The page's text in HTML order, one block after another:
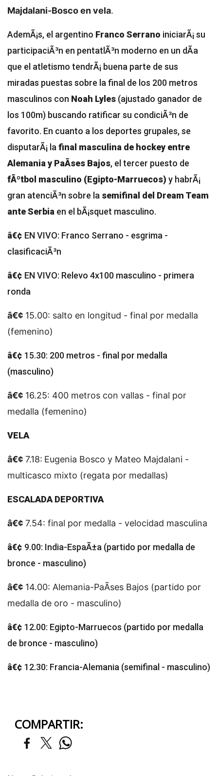
Majdalani-Bosco en vela.
AdemÃ¡s, el argentino Franco Serrano iniciarÃ¡ su
participaciÃ³n en pentatlÃ³n moderno en un dÃ­a
que el atletismo tendrÃ¡ buena parte de sus
miradas puestas sobre la final de los 200 metros
masculinos con Noah Lyles (ajustado ganador de
los 100m) buscando ratificar su condiciÃ³n de
favorito. En cuanto a los deportes grupales, se
disputarÃ¡ la final masculina de hockey entre
Alemania y PaÃ­ses Bajos, el tercer puesto de
fÃºtbol masculino (Egipto-Marruecos) y habrÃ¡
gran atenciÃ³n sobre la semifinal del Dream Team
ante Serbia en el bÃ¡squet masculino.
â€¢ EN VIVO: Franco Serrano - esgrima -
clasificaciÃ³n
â€¢ EN VIVO: Relevo 4x100 masculino - primera
ronda
â€¢ 15.00: salto en longitud - final por medalla
(femenino)
â€¢ 15.30: 200 metros - final por medalla
(masculino)
â€¢ 16.25: 400 metros con vallas - final por
medalla (femenino)
VELA
â€¢ 7.18: Eugenia Bosco y Mateo Majdalani -
multicasco mixto (regata por medallas)
ESCALADA DEPORTIVA
â€¢ 7.54: final por medalla - velocidad masculina
â€¢ 9.00: India-EspaÃ±a (partido por medalla de
bronce - masculino)
â€¢ 14.00: Alemania-PaÃ­ses Bajos (partido por
medalla de oro - masculino)
â€¢ 12.00: Egipto-Marruecos (partido por medalla
de bronce - masculino)
â€¢ 12.30: Francia-Alemania (semifinal - masculino)
COMPARTIR: